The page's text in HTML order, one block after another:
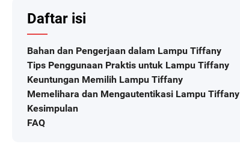
Daftar isi
Bahan dan Pengerjaan dalam Lampu Tiffany
Tips Penggunaan Praktis untuk Lampu Tiffany
Keuntungan Memilih Lampu Tiffany
Memelihara dan Mengautentikasi Lampu Tiffany
Kesimpulan
FAQ